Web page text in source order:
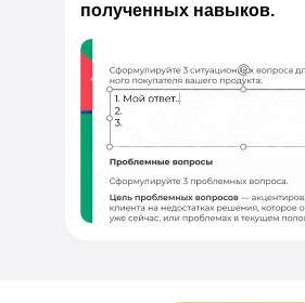
полученных навыков.